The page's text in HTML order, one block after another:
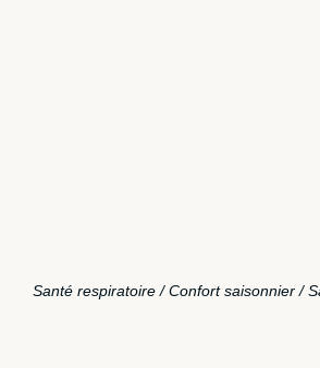
Santé respiratoire / Confort saisonnier /